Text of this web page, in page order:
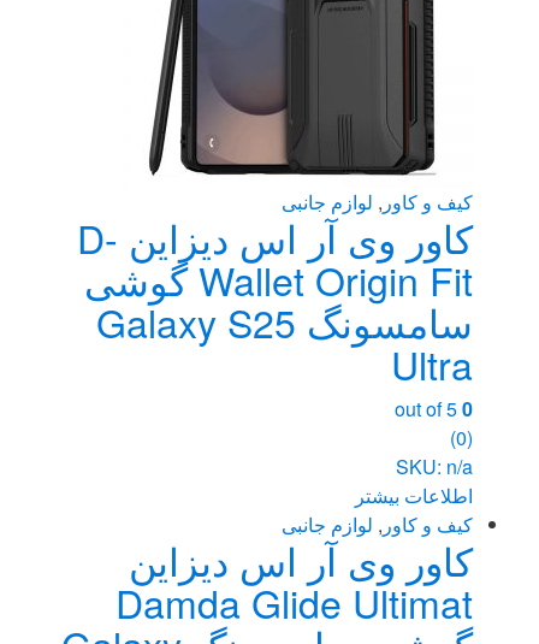
کیف و کاور , لوازم جانبی
کاور وی آر اس دیزاین D-
Wallet Origin Fit گوشی
سامسونگ Galaxy S25
Ultra
0
(0)
SKU: n/a
اطلاعات بیشتر
کیف و کاور , لوازم جانبی
کاور وی آر اس دیزاین
Damda Glide Ultimat